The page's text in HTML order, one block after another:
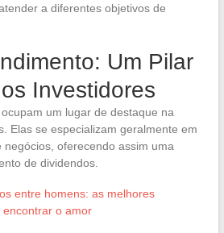
a diferentes objetivos de
Um Pilar
Investidores
um lugar de destaque na
Elas se especializam geralmente em
negócios, oferecendo assim uma
de dividendos.
entre homens: as melhores
o amor